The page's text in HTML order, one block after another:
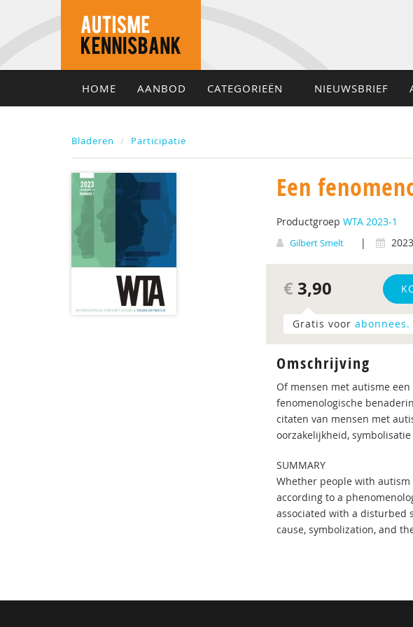
HOME AANBOD CATEGORIEËN NIEUWSBRIEF
Bladeren Participatie
Een
Productgroep WTA 2023-1
Gilbert Smelt | 2023
€ 3,90
Gratis voor abonnees.
Omschrijving
Of mensen met autisme
fenomenologische
citaten van mensen met
oorzakelijkheid,
SUMMARY
Whether people with
according to a
associated with a disturbed
cause, symbolization, and